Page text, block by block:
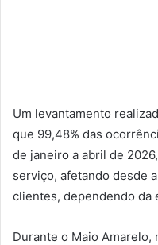
Um levantamento
que 99,48% das
de janeiro a abril de
serviço, afetando desde
clientes, dependendo da
Durante o Maio Amarelo,